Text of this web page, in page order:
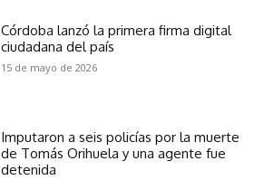
Córdoba lanzó la primera firma digital
ciudadana del país
15 de mayo de 2026
Imputaron a seis policías por la muerte
de Tomás Orihuela y una agente fue
detenida